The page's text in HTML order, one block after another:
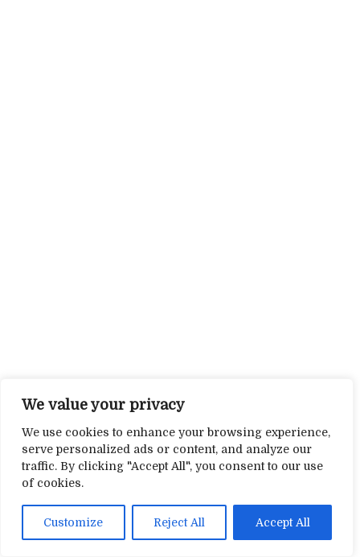
We value your privacy
We use cookies to enhance your browsing experience,
serve personalized ads or content, and analyze our
traffic. By clicking "Accept All", you consent to our use
of cookies.
Customize Reject All Accept All